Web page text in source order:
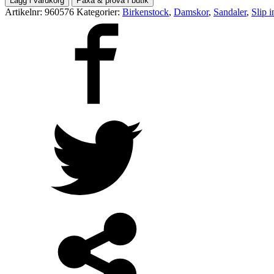
Artikelnr: 960576 Kategorier: Birkenstock, Damskor, Sandaler, Slip